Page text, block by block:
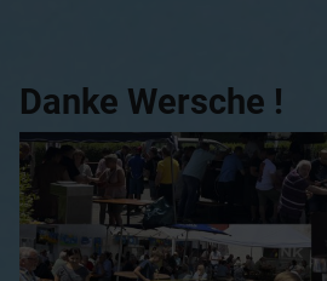
Danke Wersche !